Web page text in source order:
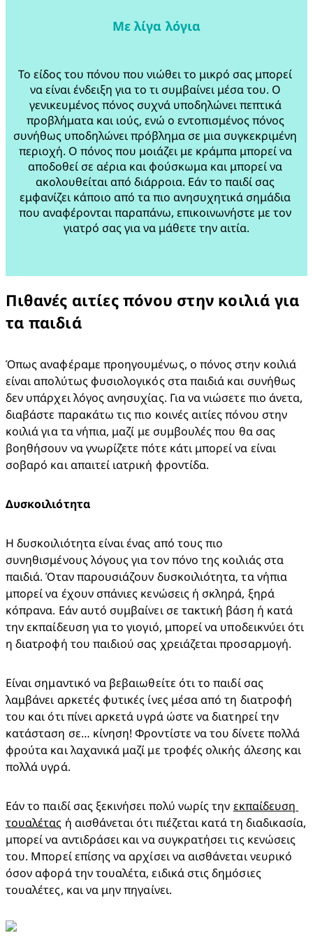
Με λίγα λόγια
Το είδος του πόνου που νιώθει το μικρό σας μπορεί
να είναι ένδειξη για το τι συμβαίνει μέσα του. Ο
γενικευμένος πόνος συχνά υποδηλώνει πεπτικά
προβλήματα και ιούς, ενώ ο εντοπισμένος πόνος
συνήθως υποδηλώνει πρόβλημα σε μια συγκεκριμένη
περιοχή. Ο πόνος που μοιάζει με κράμπα μπορεί να
αποδοθεί σε αέρια και φούσκωμα και μπορεί να
ακολουθείται από διάρροια. Εάν το παιδί σας
εμφανίζει κάποιο από τα πιο ανησυχητικά σημάδια
που αναφέρονται παραπάνω, επικοινωνήστε με τον
γιατρό σας για να μάθετε την αιτία.
Πιθανές αιτίες πόνου στην κοιλιά για
τα παιδιά​
​Όπως αναφέραμε προηγουμένως, ο πόνος στην κοιλιά
είναι απολύτως φυσιολογικός στα παιδιά και συνήθως
δεν υπάρχει λόγος ανησυχίας. Για να νιώσετε πιο άνετα,
διαβάστε παρακάτω τις πιο κοινές αιτίες πόνου στην
κοιλιά για τα νήπια, μαζί με συμβουλές που θα σας
βοηθήσουν να γνωρίζετε πότε κάτι μπορεί να είναι
σοβαρό και απαιτεί ιατρική φροντίδα.
Δυσκοιλιότητα
Η δυσκοιλιότητα είναι ένας από τους πιο
συνηθισμένους λόγους για τον πόνο της κοιλιάς στα
παιδιά. Όταν παρουσιάζουν δυσκοιλιότητα, τα νήπια
μπορεί να έχουν σπάνιες κενώσεις ή σκληρά, ξηρά
κόπρανα. Εάν αυτό συμβαίνει σε τακτική βάση ή κατά
την εκπαίδευση για το γιογιό, μπορεί να υποδεικνύει ότι
η διατροφή του παιδιού σας χρειάζεται προσαρμογή.​
Είναι σημαντικό να βεβαιωθείτε ότι το παιδί σας
λαμβάνει αρκετές φυτικές ίνες μέσα από τη διατροφή
του και ότι πίνει αρκετά υγρά ώστε να διατηρεί την
κατάσταση σε… κίνηση! Φροντίστε να του δίνετε πολλά
φρούτα και λαχανικά μαζί με τροφές ολικής άλεσης και
πολλά υγρά.​
Εάν το παιδί σας ξεκινήσει πολύ νωρίς την εκπαίδευση
τουαλέτας ή αισθάνεται ότι πιέζεται κατά τη διαδικασία,
μπορεί να αντιδράσει και να συγκρατήσει τις κενώσεις
του. Μπορεί επίσης να αρχίσει να αισθάνεται νευρικό
όσον αφορά την τουαλέτα, ειδικά στις δημόσιες
τουαλέτες, και να μην πηγαίνει.​